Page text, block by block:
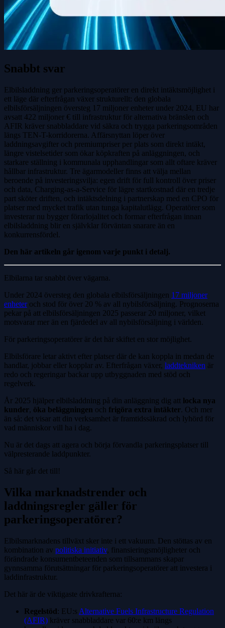
Snabbt svar
Elbilsladdning ger parkeringsoperatörer en direkt intäktsmöjlighet i
ett läge där efterfrågan växer strukturellt: den globala
elbilsförsäljningen översteg 17 miljoner enheter under 2024, EU har
avsatt 422 miljoner € till infrastruktur för alternativa bränslen och
AFIR kräver snabbladdare vid säkra och trygga parkeringsområden
längs TEN-T-korridorerna. Affärsnyttan löper över
laddningsavgifter och premiumpriser per plats som direkt intäkt,
längre vistelsetider som ökar köpkraften på anläggningen, och
starkare ställning i kommunala upphandlingar som allt oftare kräver
hållbar infrastruktur. Tre ägarmodeller finns att välja mellan
beroende på investeringsvilja: egen drift för full kontroll över priser
och data, Charging-as-a-Service för lägre startkostnad där en tredje
part sköter driften, och intäktsdelning i partnerskap med en CPO för
platser med mycket trafik utan tunga kapitalutlägg. Operatörer som
investerar nu bygger förarlojalitet och formar efterfrågan innan
elbilsladdning blir en självklar förväntan snarare än en
konkurrensfördel.
Den här artikeln går igenom varje punkt i detalj.
Elbilarna tar snabbt över vägarna.
Under 2024 översteg den globala elbilsförsäljningen 17 miljoner
enheteroch stod för över 20 % av all nybilsförsäljning. Prognoserna
pekar på att elbilsförsäljningen 2025 passerar 20 miljoner, vilket
motsvarar mer än en fjärdedel av all nybilsförsäljning i världen.
För parkeringsoperatörer är det här skiftet en stor möjlighet.
Elbilsförare letar aktivt efter platser där de kan koppla in medan de
handlar, jobbar eller kopplar av. Efterfrågan växer, laddtekniken är
redo och regeringar backar upp utbyggnaden med stöd och
regelverk.
År 2025 hjälper elbilsladdning på din anläggning dig att locka nya
kunder, öka beläggningen och frigöra extra intäkter. Och mer
än så: det visar att din verksamhet är framtidssäkrad och lyhörd för
vad människor vill ha i dag.
Nu är det dags att agera och börja förvandla parkeringsplatser till
välpresterande laddpunkter.
Så här går det till!
Vilka marknadstrender och
laddningsregler gäller för
parkeringsoperatörer?
Elbilsmarknadens tillväxt sker inte i ett vakuum. Den stöttas av en
kombination av politiska initiativ, finansieringsmöjligheter och
förändrade konsumentbeteenden som tillsammans skapar
gynnsamma förutsättningar för parkeringsoperatörer att investera i
laddinfrastruktur.
Det här är de viktigaste drivkrafterna:
Regelstöd: EU:s Alternative Fuels Infrastructure Regulation
(AFIR) kräver snabbladdare var 60:e km längs